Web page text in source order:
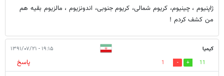
ژاپنیوم ، چینیوم، کریوم شمالی، کریوم جنوبی، اندونزیوم ، مالزیوم بقیه هم
من کشف کردم !
کیمیا ۱۹:۱۵ - ۱۳۹۱/۰۷/۲۱
11
1
پاسخ